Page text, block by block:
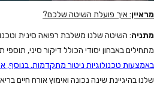
מראיין: איך פועלת השיטה שלכם?
מתניה: השיטה שלנו משלבת רפואה סינית
מתחילים באבחון יסודי הכולל דיקור סיני,
באמצעות טכנולוגיות ניטור מתקדמות. בנוסף,
שלנו בהיגיינת שינה נכונה ואימוץ אורח חיים